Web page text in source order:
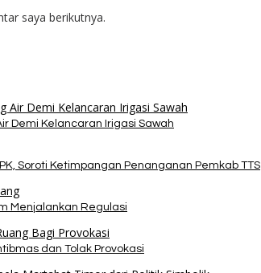
saya berikutnya.
Demi Kelancaran Irigasi Sawah
Soroti Ketimpangan Penanganan Pemkab TTS
Menjalankan Regulasi
dan Tolak Provokasi